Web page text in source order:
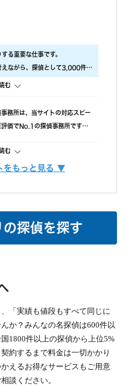
定でしたが、場所が違ってい
と伺っております。こちらの
方々に感謝しかありません。
ましたが、時間表示が間違っ
に届けたいと思ってくれた
る重要な仕事です。
えながら、探偵として3,000件以
査プランを立てるには、カウン
常に高い満足度をいただくこと
む
務所は、当サイトの対応スピー
評価でNo.1の探偵事務所です。
報酬プランも選べます。また、み
由で相談できる限定クーポンも
す。
む
カメラ数：平均１６台～２２台
)
に１回買い替え)
む
モットー。 あとから請求は時
切なし！
た最適なプランを、オーダーメ
す。
をもっと見る ▼
の探偵を探す
「実績も値段もすべて同じに
か？みんなの名探偵は600件以
1800件以上の探偵から上位5%
約するまで料金は一切かかり
えるお得なサービスもご用意
談ください。